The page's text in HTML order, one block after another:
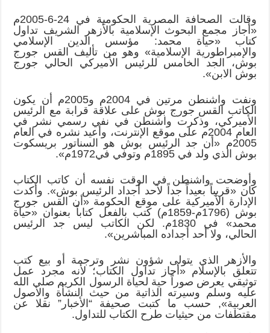
وقالت الصحافة المصرية الحكومية في 24-6-2005م
«أجاز مجمع البحوث الإسلامية بالأزهر الشريف تداول
كتاب «حياة محمد: مؤسس الدين الإسلامي
والإمبراطورية الإسلامية» وهو من تأليف القس جورج
بوش، الجد الخامس للرئيس الأميركي الحالي جورج
بوش الابن».
ونفت واشنطن مرتين في 2004م و2005م أن يكون
الكاتب القس جورج بوش على علاقة قرابة مع الرئيس
الأميركي، وذكرت واشنطن في نفي رسمي نشر في
العام 2004م على موقع الإنترنت، وأعيد نشره في العام
2005م «أن جد الرئيس بوش هو السناتور بريسكوت
بوش الذي ولد في 1895م وتوفي في1972م».
وأوضحت واشنطن في الوقت نفسه أن كاتب الكتاب
كان «قريباً بعيداً جداً لأحد أجداد الرئيس بوش». وأكدت
الإدارة الأميركية على موقع الحكومة «أن القس جورج
بوش (1796م-1859م) كتب بالفعل كتاباً بعنوان «حياة
محمد» في 1830م. لكن الكاتب ليس جد الرئيس
الحالي، ولا أحد أجداده المباشرين».
والأزهر الذي يتولى شؤون نشر وترجمة أو بيع كتب
تتعلق بالإسلام «أجاز تداول الكتاب؛ لأنه مجرد عمل
توثيقي يعرض صوراً حية لحياة الرسول الكريم صلى الله
عليه وسلم وسيرته الذاتية من حيث النشأة والأصول
العربية», حسب ما كتبت صحيفة “الأخبار” نقلا عن
مقتطفات من حيثيات طرح الكتاب للتداول.